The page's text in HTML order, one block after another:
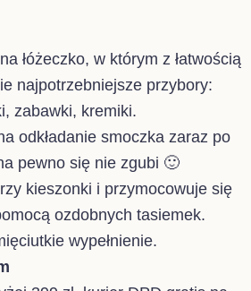
łóżeczko, w którym z łatwością
najpotrzebniejsze przybory:
zabawki, kremiki.
odkładanie smoczka zaraz po
pewno się nie zgubi 🙂
kieszonki i przymocowuje się
ozdobnych tasiemek.
wypełnienie.